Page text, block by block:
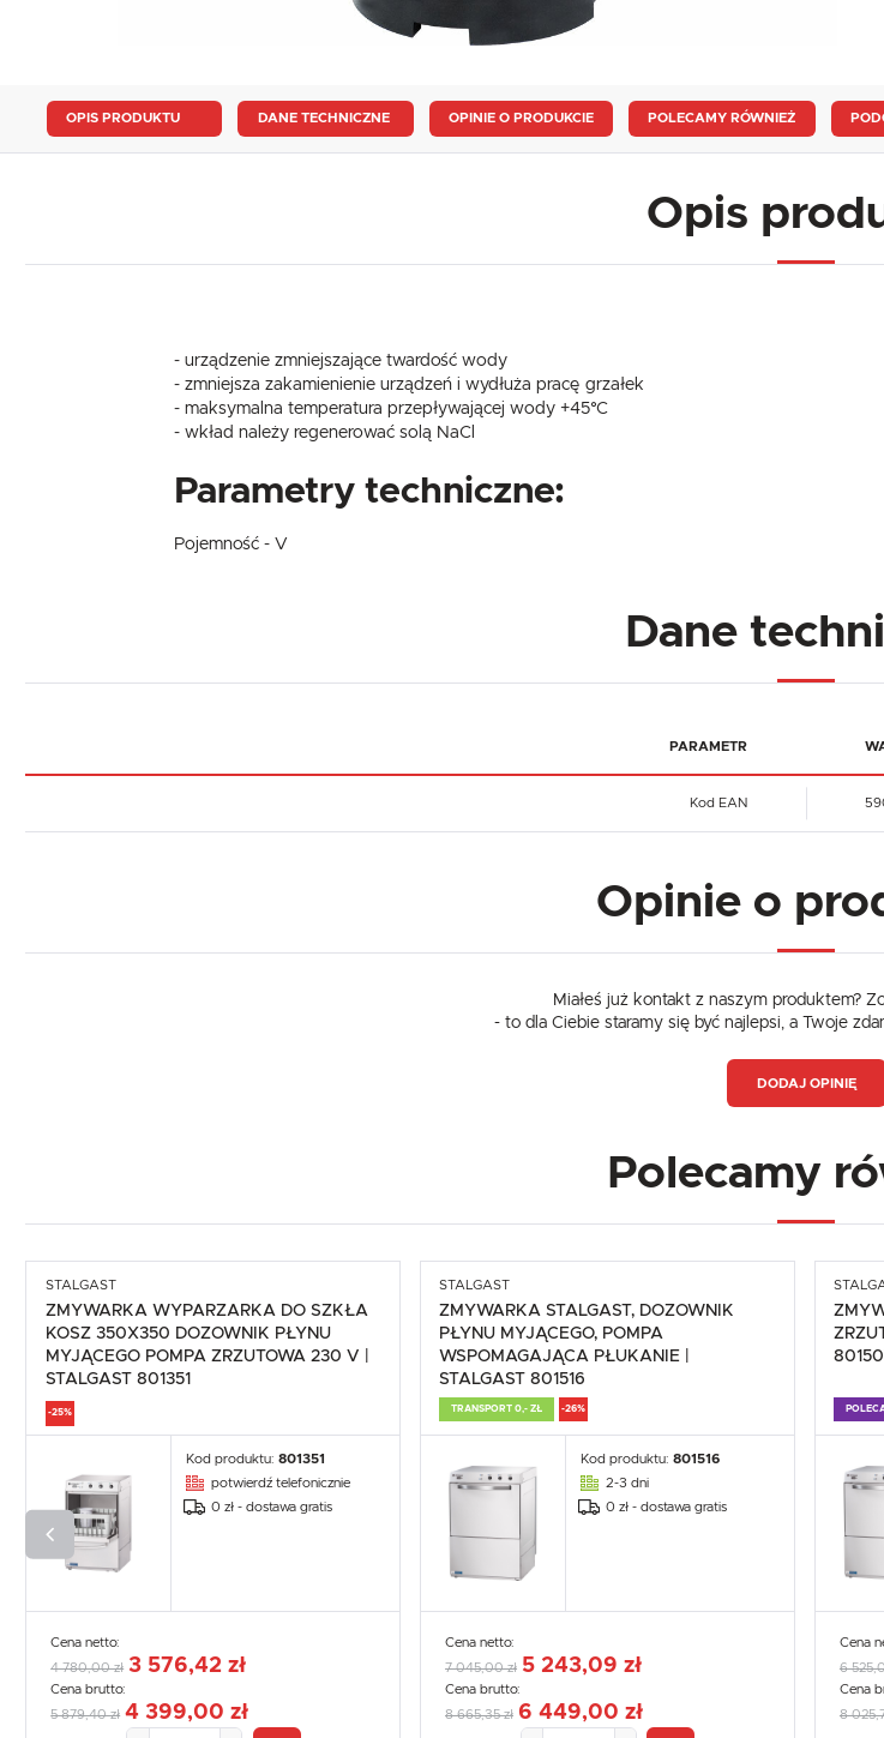
OPIS PRODUKTU DANE TECHNICZNE OPINIE O PRODUKCIE POLECAMY RÓWNIEŻ
Opis
- urządzenie zmniejszające twardość wody
- zmniejsza zakamienienie urządzeń i wydłuża pracę grzałek
- maksymalna temperatura przepływającej wody +45°C
- wkład należy regenerować solą NaCl
Parametry techniczne:
Pojemność - V
Dane
PARAMETR
Kod EAN
Opinie o
Miałeś już kontakt z naszym produktem?
- to dla Ciebie staramy się być najlepsi, a Twoje
DODAJ OPINIĘ
Polecamy
STALGAST
ZMYWARKA WYPARZARKA DO SZKŁA
KOSZ 350X350 DOZOWNIK PŁYNU
MYJĄCEGO POMPA ZRZUTOWA 230 V |
STALGAST 801351
-25%
Kod produktu:801351
potwierdź telefonicznie
0 zł - dostawa gratis
Cena netto:
4 780,00 zł 3 576,42 zł
Cena brutto:
5 879,40 zł 4 399,00 zł
STALGAST
ZMYWARKA STALGAST, DOZOWNIK
PŁYNU MYJĄCEGO, POMPA
WSPOMAGAJĄCA PŁUKANIE |
STALGAST 801516
TRANSPORT 0,- ZŁ -26%
Kod produktu:801516
2-3 dni
0 zł - dostawa gratis
Cena netto:
7 045,00 zł 5 243,09 zł
Cena brutto:
8 665,35 zł 6 449,00 zł
Cena
6
Cena
8
Szanujemy Twoją prywatność. Możesz zmienić ustawienia
Niezbędne pliki cookies służą do prawidłowego funkcjonowania
komfortowe korzystanie z oferowanych przez nas usług.
Pliki cookies odpowiadają na podejmowane przez Ciebie
z której korzystasz, może działać bez zakłóceń.
ustawień oraz personalizację określonych funkcjonalności czy
Dzięki tym plikom cookies możemy zapewnić Ci większy komfort
strony poprzez dopasowanie jej do Twoich indywidualnych
funkcjonalne i personalizacyjne pliki cookies gwarantuje
Więcej
Cookies analityczne pozwalają na uzyskanie informacji w
internetowej, miejsca oraz częstotliwości, z jaką odwiedzane są
Zgromadzone informacje są przetwarzane w formie
Więcej
Reklamowe
Dzięki reklamowym plikom cookies prezentujemy Ci
Promocyjne pliki cookies służą do prezentowania Ci naszych
promocyjne mogą pojawić się na stronach podmiotów trzecich
oraz innych dostawców usług. Firmy te działają w charakterze
treści w postaci wiadomości, ofert, komunikatów mediów
ZAPISZ WYBRANE
ZEZWÓL NA
USTAWIENIA REGIONALNE
Polska
Polski złoty (PLN)